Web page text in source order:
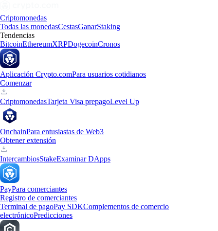
Criptomonedas
Todas las monedasCestasGanarStaking
Tendencias
BitcoinEthereumXRPDogecoinCronos
Aplicación Crypto.comPara usuarios cotidianos
Comenzar
CriptomonedasTarjeta Visa prepagoLevel Up
OnchainPara entusiastas de Web3
Obtener extensión
IntercambiosStakeExaminar DApps
PayPara comerciantes
Registro de comerciantes
Terminal de pagoPay SDKComplementos de comercio
electrónicoPredicciones